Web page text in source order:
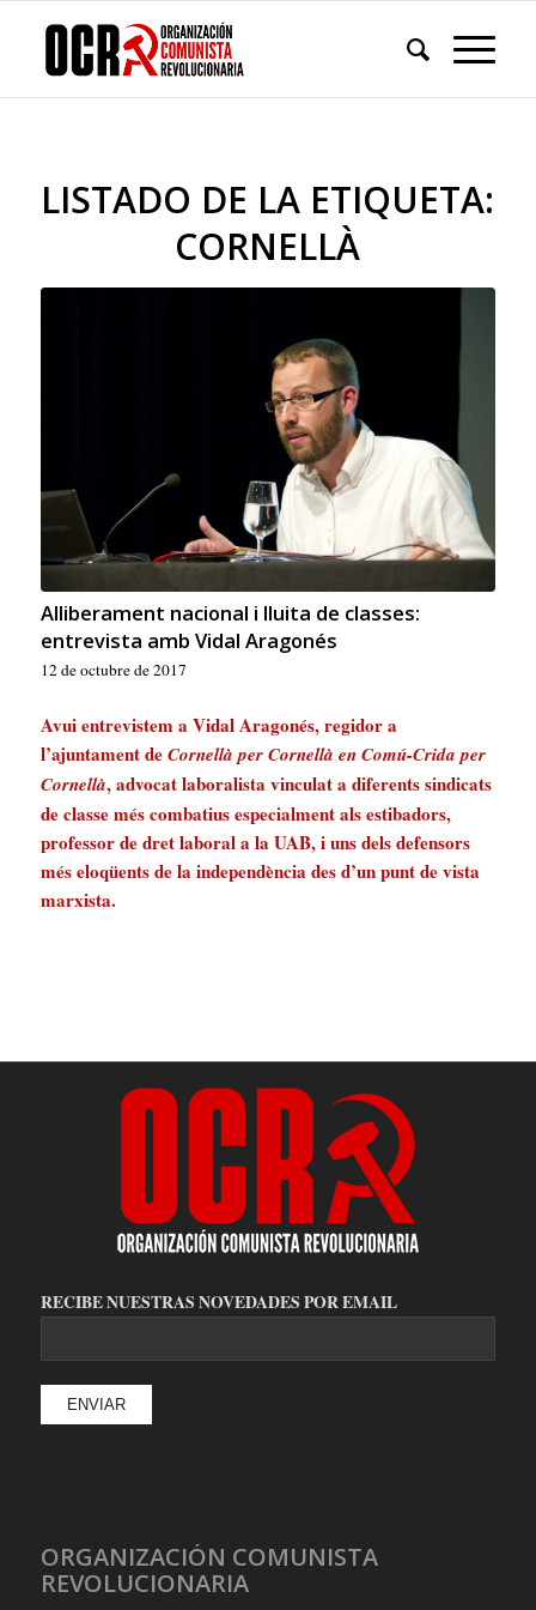
LISTADO DE LA ETIQUETA:
CORNELLÀ
Alliberament nacional i lluita de classes:
entrevista amb Vidal Aragonés
12 de octubre de 2017
Avui entrevistem a Vidal Aragonés, regidor a
l’ajuntament deCornellà per Cornellà en Comú-Crida per
Cornellà, advocat laboralista vinculat a diferents sindicats
de classe més combatius especialment als estibadors,
professor de dret laboral a la UAB, i uns dels defensors
més eloqüents de la independència des d’un punt de vista
marxista.
RECIBE NUESTRAS NOVEDADES POR EMAIL
ORGANIZACIÓN COMUNISTA
REVOLUCIONARIA